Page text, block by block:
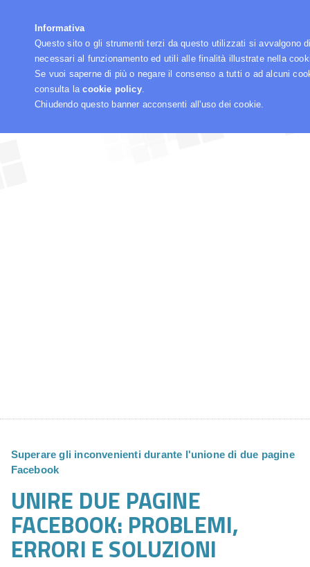
Informativa
Questo sito o gli strumenti terzi da questo utilizzati si avvalgono
necessari al funzionamento ed utili alle finalità illustrate nella
Se vuoi saperne di più o negare il consenso a tutti o ad alcuni
consulta lacookie policy.
Chiudendo questo banner acconsenti all'uso dei cookie.
Superare gli inconvenienti durante l'unione di due pagine
Facebook
UNIRE DUE PAGINE
FACEBOOK: PROBLEMI,
ERRORI E SOLUZIONI